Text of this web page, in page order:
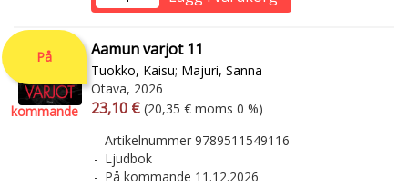
På
kommande
Aamun varjot 11
Tuokko, Kaisu; Majuri, Sanna
Otava, 2026
Arvonlisäverollinen hinta
23,10 € Arvonlisäveroton hinta
(20,35 € moms 0 %)
Artikelnummer 9789511549116
Ljudbok
På kommande 11.12.2026